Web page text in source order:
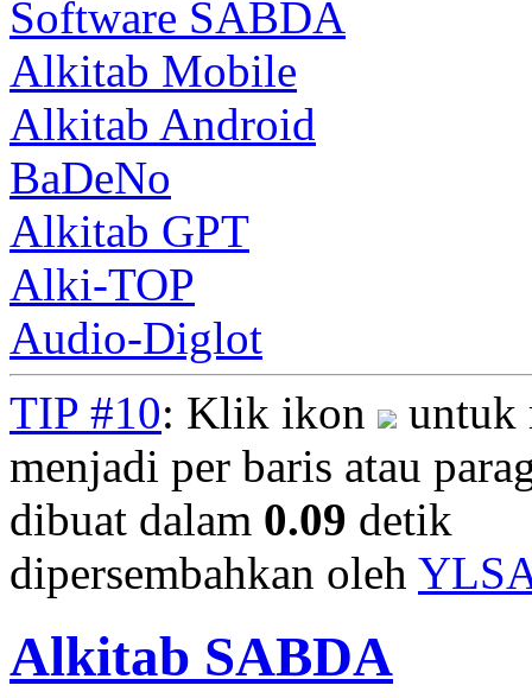
Software SABDA
Alkitab Mobile
Alkitab Android
BaDeNo
Alkitab GPT
Alki-TOP
Audio-Diglot
TIP #10: Klik ikon
untuk
menjadi per baris atau
dibuat dalam 0.09 detik
dipersembahkan oleh
Alkitab SABDA